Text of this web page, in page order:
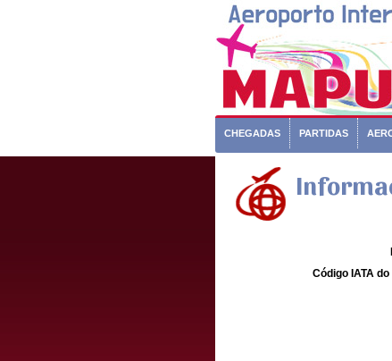
CHEGADAS PARTIDAS
Código IATA